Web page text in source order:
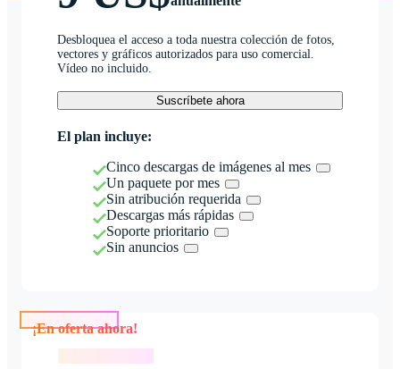
Desbloquea el acceso a toda nuestra colección de fotos,
vectores y gráficos autorizados para uso comercial.
Vídeo no incluido.
Suscríbete ahora
El plan incluye:
Cinco descargas de imágenes al mes
Un paquete por mes
Sin atribución requerida
Descargas más rápidas
Soporte prioritario
Sin anuncios